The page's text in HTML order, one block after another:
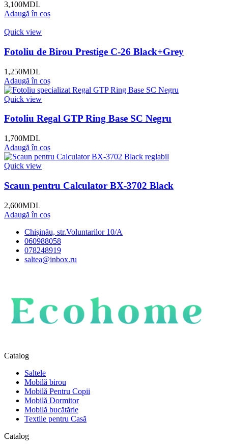
3,100MDL
Adaugă în coș
Quick view
Fotoliu de Birou Prestige C-26 Black+Grey
1,250MDL
Adaugă în coș
Quick view
Fotoliu Regal GTP Ring Base SC Negru
1,700MDL
Adaugă în coș
Quick view
Scaun pentru Calculator BX-3702 Black
2,600MDL
Adaugă în coș
Chișinău, str.Voluntarilor 10/A
060988058
078248919
saltea@inbox.ru
Catalog
Saltele
Mobilă birou
Mobilă Pentru Copii
Mobilă Dormitor
Mobilă bucătărie
Textile pentru Casă
Catalog